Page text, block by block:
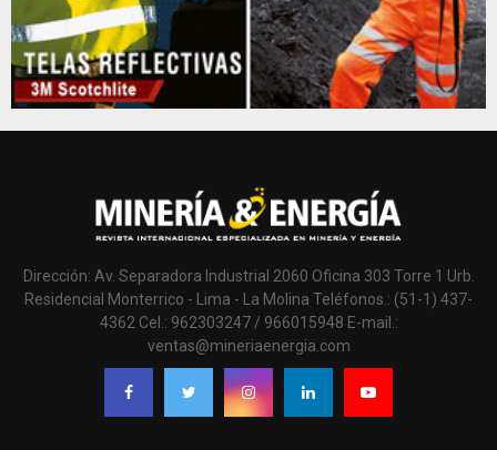
Dirección: Av. Separadora Industrial 2060 Oficina 303 Torre 1 Urb.
Residencial Monterrico - Lima - La Molina Teléfonos.: (51-1) 437-
4362 Cel.: 962303247 / 966015948 E-mail.:
ventas@mineriaenergia.com